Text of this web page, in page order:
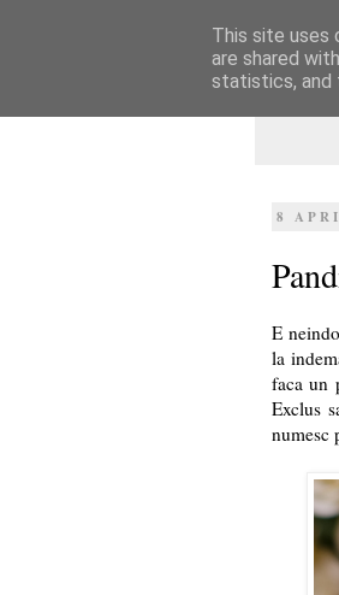
8
E
la
faca un
Exclus
numesc
This site uses
are shared
statistics, and